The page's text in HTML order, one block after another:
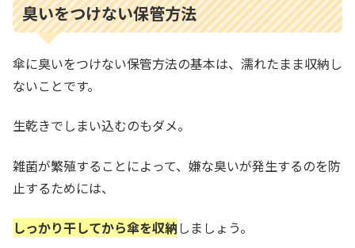
臭いをつけない保管方法
傘に臭いをつけない保管方法の基本は、濡れたまま収納し
ないことです。
生乾きでしまい込むのもダメ。
雑菌が繁殖することによって、嫌な臭いが発生するのを防
止するためには、
しっかり干してから傘を収納しましょう。